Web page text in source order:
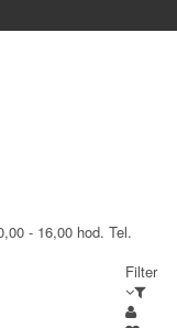
- 16,00 hod. Tel.
Filter